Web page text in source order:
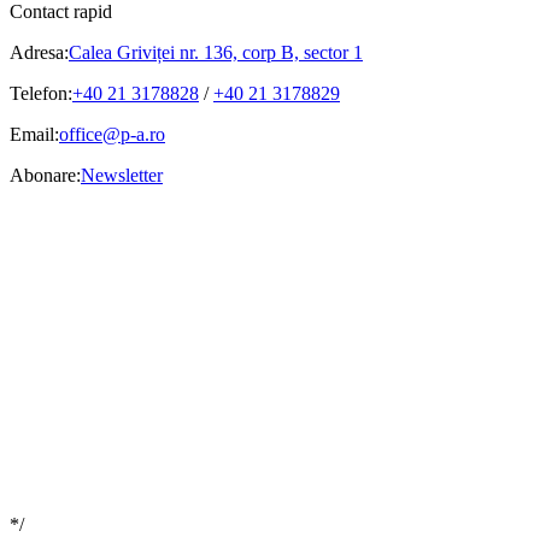
Contact rapid
Adresa:Calea Griviței nr. 136, corp B, sector 1
Telefon:+40 21 3178828 /+40 21 3178829
Email:office@p-a.ro
Abonare:Newsletter
*/